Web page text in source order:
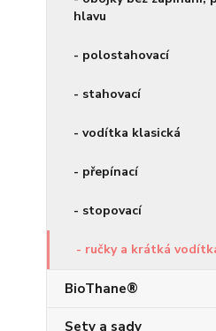
hlavu
- polostahovací
- stahovací
- vodítka klasická
- přepínací
- stopovací
- ručky a krátká
BioThane®
Sety a sady